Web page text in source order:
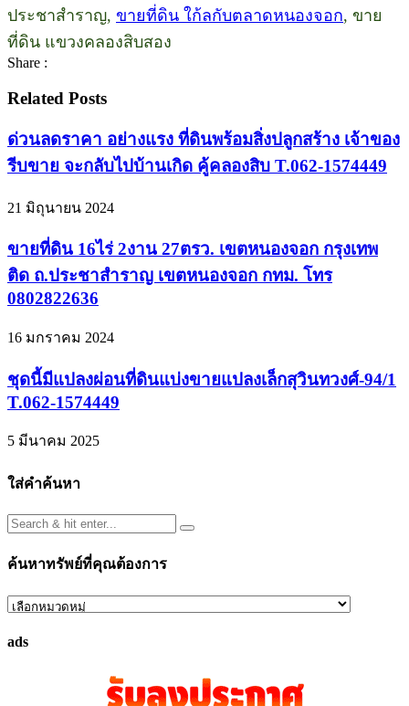
ประชาสำราญ, ขายที่ดิน ใก้ลกับตลาดหนองจอก, ขาย
ที่ดิน แขวงคลองสิบสอง
Share :
Related Posts
ด่วนลดราคา อย่างแรง ที่ดินพร้อมสิ่งปลูกสร้าง เจ้าของ
รีบขาย จะกลับไปบ้านเกิด คู้คลองสิบ T.062-1574449
21 มิถุนายน 2024
ขายที่ดิน 16ไร่ 2งาน 27ตรว. เขตหนองจอก กรุงเทพ
ติด ถ.ประชาสำราญ เขตหนองจอก กทม. โทร
0802822636
16 มกราคม 2024
ชุดนี้มีแปลงผ่อนที่ดินแบ่งขายแปลงเล็กสุวินทวงศ์-94/1
T.062-1574449
5 มีนาคม 2025
ใส่คำค้นหา
ค้นหาทรัพย์ที่คุณต้องการ
ค้นหา
ที่
ads